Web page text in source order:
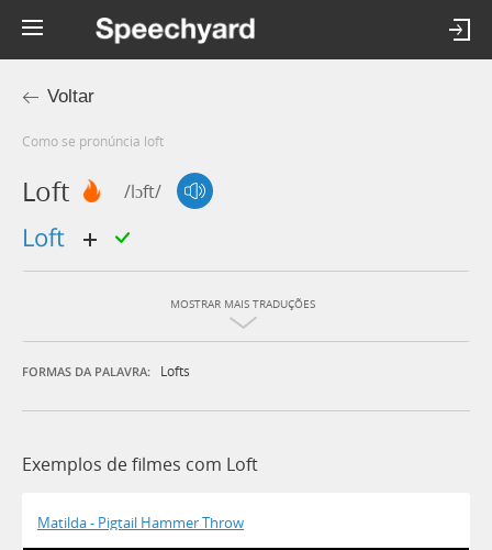
Voltar
Como se pronúncia loft
Loft /lɔft/
loft
MOSTRAR MAIS TRADUÇÕES
FORMAS DA PALAVRA: Lofts
Exemplos de filmes com Loft
Matilda - Pigtail Hammer Throw